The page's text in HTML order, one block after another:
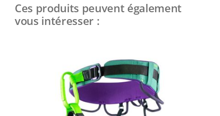
Ces produits peuvent également
vous intéresser :